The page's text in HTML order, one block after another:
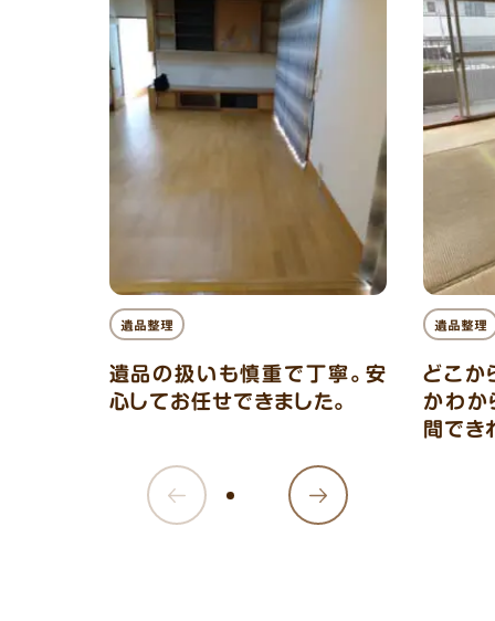
遺品整理
遺品の扱いも慎重で丁寧。安
心してお任せできました。
遺品整理
どこか
かわか
間でき